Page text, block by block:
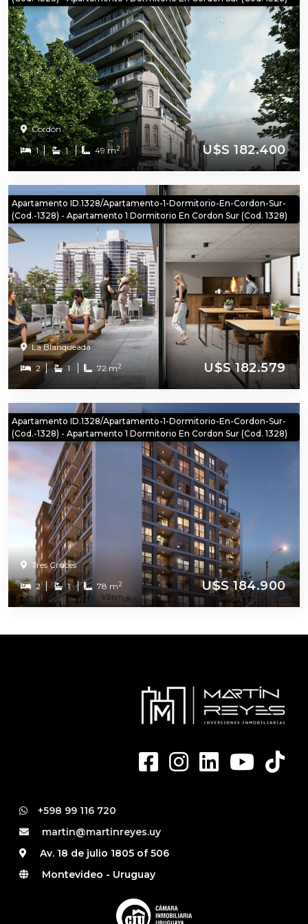
Cordón
1 1 49 m2 U$S 182.400
Apartamento ID.1328/Apartamento-1-Dormitorio-En-Cordon-Sur-
(Cod.-1328) - Apartamento 1 Dormitorio En Cordon Sur (Cod. 1328)
La Blanqueada
2 1 72 m2 U$S 182.579
Apartamento ID.1328/Apartamento-1-Dormitorio-En-Cordon-Sur-
(Cod.-1328) - Apartamento 1 Dormitorio En Cordon Sur (Cod. 1328)
Tres Cruces
2 1 78 m2 U$S 184.900
+598 99 116 720
martin@martinreyes.uy
Av. 18 de julio 1805 of 506
Montevideo - Uruguay